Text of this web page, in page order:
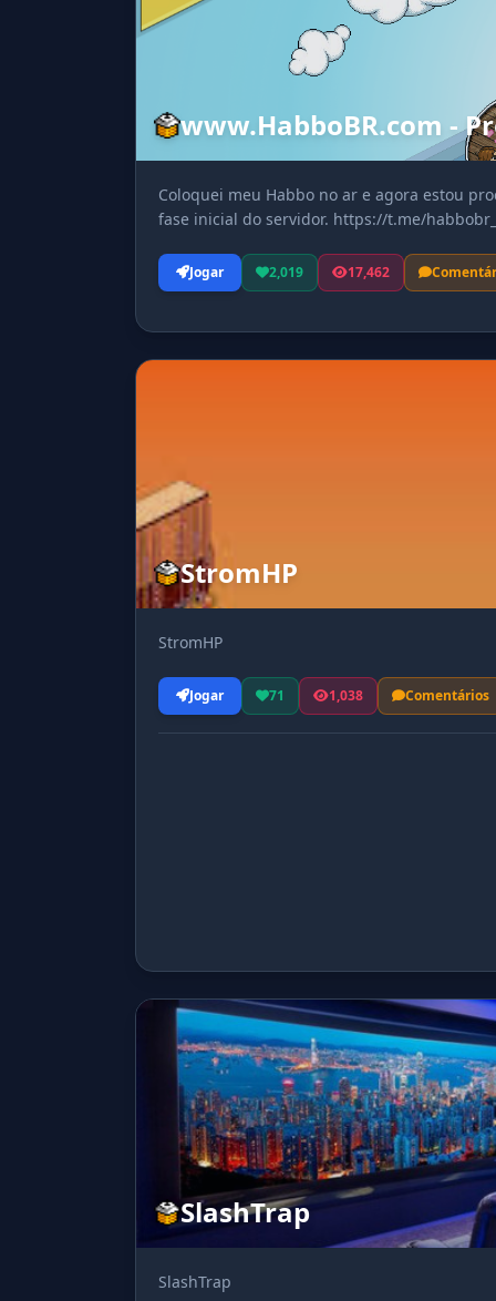
www.HabboBR.com -
Coloquei meu Habbo no ar e agora estou
fase inicial do servidor. https://t.me/
Jogar 2,019 17,462
StromHP
StromHP
Jogar 71 1,038 Comentários
SlashTrap
SlashTrap